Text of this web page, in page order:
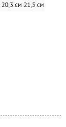
20,3 см 21,5 см